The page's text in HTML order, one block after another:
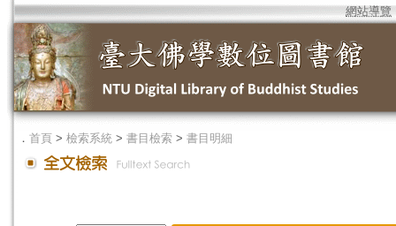
網站導覽
． 首頁 > 檢索系統 > 書目檢索 > 書目明細